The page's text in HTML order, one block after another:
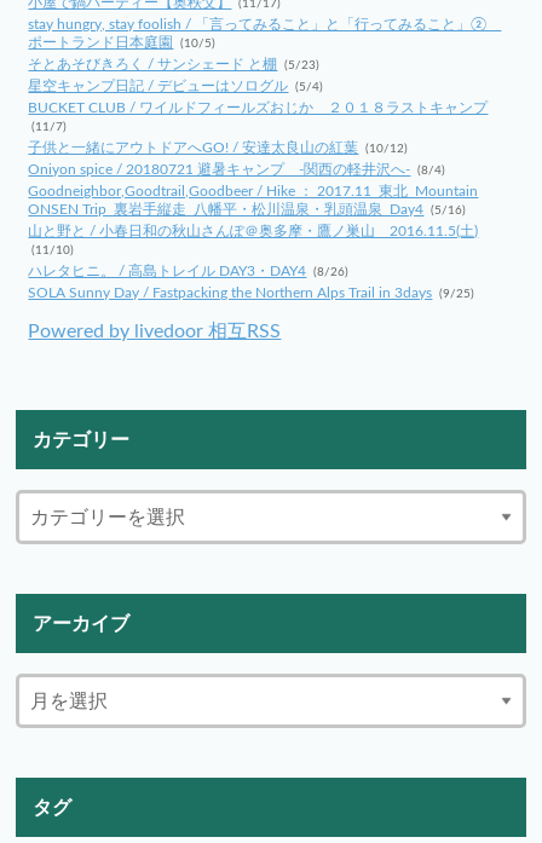
(11/17)
stay hungry, stay foolish / 「言ってみること」と「行ってみること」②
ポートランド日本庭園
(10/5)
そとあそびきろく / サンシェード と棚 (5/23)
星空キャンプ日記 / デビューはソログル (5/4)
BUCKET CLUB / ワイルドフィールズおじか ２０１８ラストキャンプ
(11/7)
子供と一緒にアウトドアへGO! / 安達太良山の紅葉 (10/12)
Oniyon spice / 20180721 避暑キャンプ -関西の軽井沢へ- (8/4)
Goodneighbor,Goodtrail,Goodbeer / Hike ： 2017.11_東北_Mountain
ONSEN Trip_裏岩手縦走_八幡平・松川温泉・乳頭温泉_Day4 (5/16)
山と野と / 小春日和の秋山さんぽ＠奥多摩・鷹ノ巣山 2016.11.5(土)
(11/10)
ハレタヒニ。 / 高島トレイル DAY3・DAY4 (8/26)
SOLA Sunny Day / Fastpacking the Northern Alps Trail in 3days (9/25)
Powered by livedoor 相互RSS
カテゴリー
アーカイブ
タグ